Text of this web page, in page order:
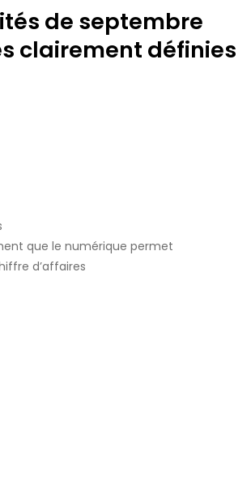
de septembre
clairement définies
que le numérique permet
d’affaires